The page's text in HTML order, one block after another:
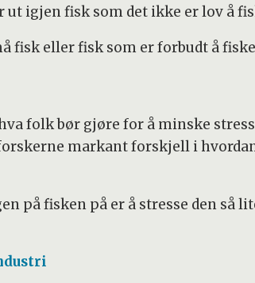
igjen fisk som det ikke er lov å
fisk eller fisk som er forbudt å
folk bør gjøre for å minske
markant forskjell i
på fisken på er å stresse den så